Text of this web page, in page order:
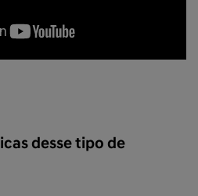
desse tipo de